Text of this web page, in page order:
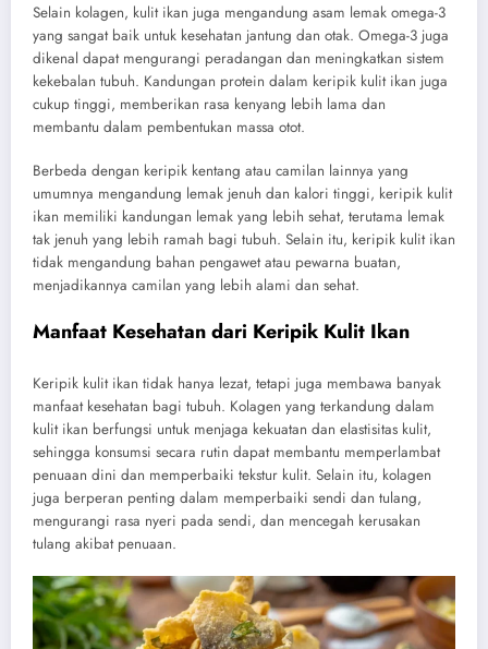
Selain kolagen, kulit ikan juga mengandung asam lemak omega-3
yang sangat baik untuk kesehatan jantung dan otak. Omega-3 juga
dikenal dapat mengurangi peradangan dan meningkatkan sistem
kekebalan tubuh. Kandungan protein dalam keripik kulit ikan juga
cukup tinggi, memberikan rasa kenyang lebih lama dan
membantu dalam pembentukan massa otot.
Berbeda dengan keripik kentang atau camilan lainnya yang
umumnya mengandung lemak jenuh dan kalori tinggi, keripik kulit
ikan memiliki kandungan lemak yang lebih sehat, terutama lemak
tak jenuh yang lebih ramah bagi tubuh. Selain itu, keripik kulit ikan
tidak mengandung bahan pengawet atau pewarna buatan,
menjadikannya camilan yang lebih alami dan sehat.
Manfaat Kesehatan dari Keripik Kulit Ikan
Keripik kulit ikan tidak hanya lezat, tetapi juga membawa banyak
manfaat kesehatan bagi tubuh. Kolagen yang terkandung dalam
kulit ikan berfungsi untuk menjaga kekuatan dan elastisitas kulit,
sehingga konsumsi secara rutin dapat membantu memperlambat
penuaan dini dan memperbaiki tekstur kulit. Selain itu, kolagen
juga berperan penting dalam memperbaiki sendi dan tulang,
mengurangi rasa nyeri pada sendi, dan mencegah kerusakan
tulang akibat penuaan.